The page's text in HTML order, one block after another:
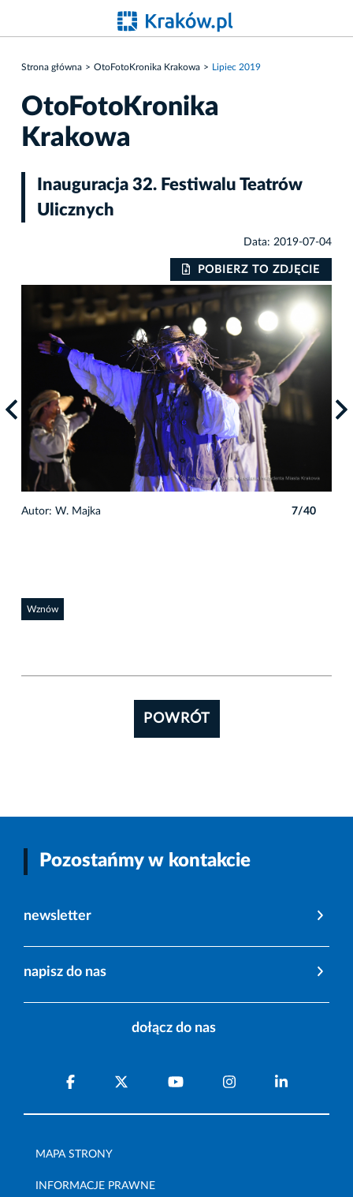
Strona główna OtoFotoKronika Krakowa Lipiec 2019
OtoFotoKronika
Krakowa
Inauguracja 32. Festiwalu Teatrów
Ulicznych
Data: 2019-07-04
POBIERZ TO ZDJĘCIE
Autor: W. Majka 7/40
Wznów
POWRÓT
Pozostańmy w kontakcie
newsletter
napisz do nas
dołącz do nas
MAPA STRONY
INFORMACJE PRAWNE